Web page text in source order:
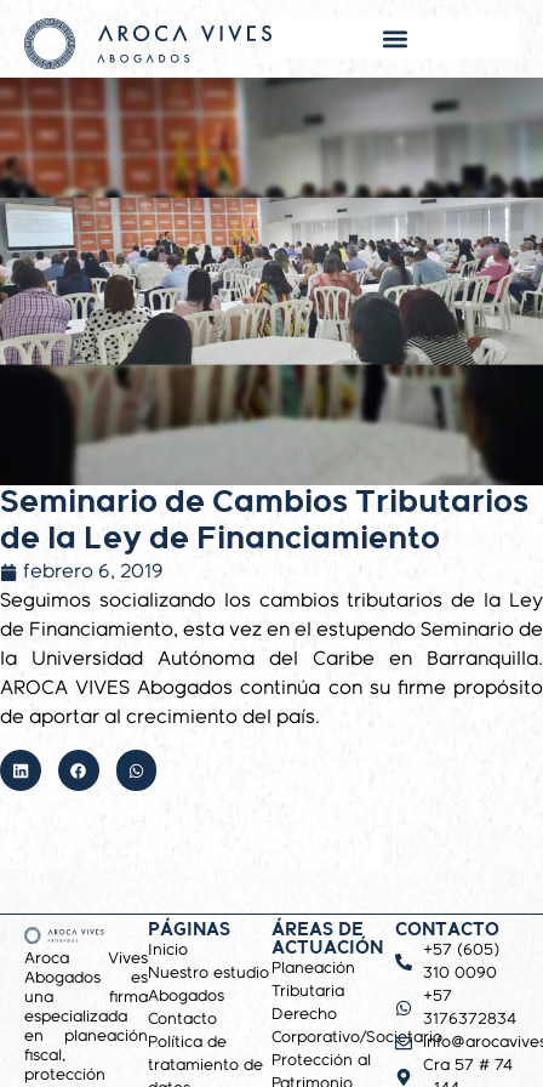
Seminario de Cambios Tributarios
de la Ley de Financiamiento
febrero 6, 2019
Seguimos socializando los cambios tributarios de la Ley
de Financiamiento, esta vez en el estupendo Seminario de
la Universidad Autónoma del Caribe en Barranquilla.
AROCA VIVES Abogados continúa con su firme propósito
de aportar al crecimiento del país.
Aroca Vives
Abogados es
una firma
especializada
en planeación
fiscal,
protección
PÁGINAS
Inicio
Nuestro estudio
Abogados
Contacto
Política de
tratamiento de
ÁREAS DE
ACTUACIÓN
Planeación
Tributaria
Derecho
Corporativo/Societario
Protección al
CONTACTO
+57 (605)
310 0090
+57
3176372834
Cra 57 # 74